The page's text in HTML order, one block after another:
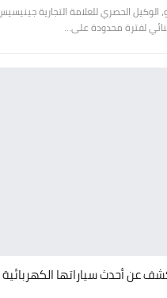
الحصري للعلامة التجارية
لفترة محدودة على…
عن أحدث سياراتها